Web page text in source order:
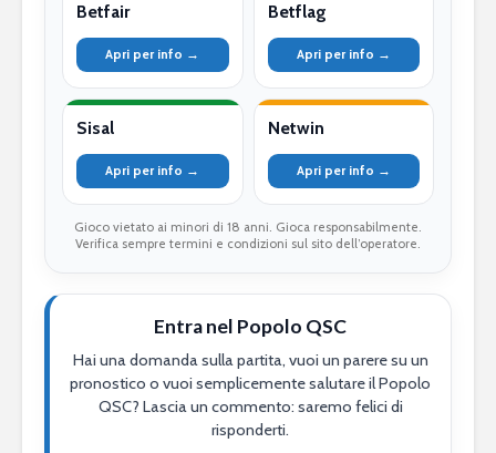
Betfair
Apri per info →
Betflag
Apri per info →
Sisal
Apri per info →
Netwin
Apri per info →
Gioco vietato ai minori di 18 anni. Gioca responsabilmente.
Verifica sempre termini e condizioni sul sito dell’operatore.
Entra nel Popolo QSC
Hai una domanda sulla partita, vuoi un parere su un
pronostico o vuoi semplicemente salutare il Popolo
QSC? Lascia un commento: saremo felici di
risponderti.